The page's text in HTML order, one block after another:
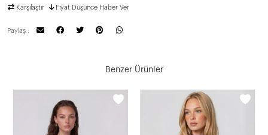
Karşılaştır Fiyat Düşünce Haber Ver
Paylaş :
Benzer Ürünler